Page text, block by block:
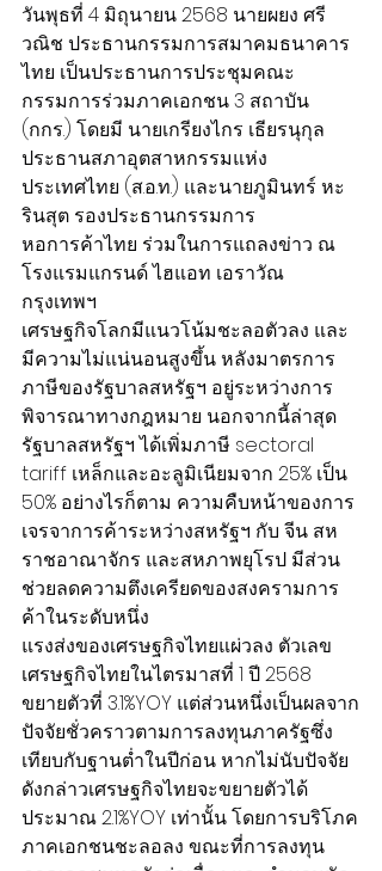
วันพุธที่ 4 มิถุนายน 2568 นายผยง ศรี
วณิช ประธานกรรมการสมาคมธนาคาร
ไทย เป็นประธานการประชุมคณะ
กรรมการร่วมภาคเอกชน 3 สถาบัน
(กกร.) โดยมี นายเกรียงไกร เธียรนุกุล
ประธานสภาอุตสาหกรรมแห่ง
ประเทศไทย (ส.อ.ท.) และนายภูมินทร์ หะ
รินสุต รองประธานกรรมการ
หอการค้าไทย ร่วมในการแถลงข่าว ณ
โรงแรมแกรนด์ ไฮแอท เอราวัณ
กรุงเทพฯ
เศรษฐกิจโลกมีแนวโน้มชะลอตัวลง และ
มีความไม่แน่นอนสูงขึ้น หลังมาตรการ
ภาษีของรัฐบาลสหรัฐฯ อยู่ระหว่างการ
พิจารณาทางกฎหมาย นอกจากนี้ล่าสุด
รัฐบาลสหรัฐฯ ได้เพิ่มภาษี sectoral
tariff เหล็กและอะลูมิเนียมจาก 25% เป็น
50% อย่างไรก็ตาม ความคืบหน้าของการ
เจรจาการค้าระหว่างสหรัฐฯ กับ จีน สห
ราชอาณาจักร และสหภาพยุโรป มีส่วน
ช่วยลดความตึงเครียดของสงครามการ
ค้าในระดับหนึ่ง
แรงส่งของเศรษฐกิจไทยแผ่วลง ตัวเลข
เศรษฐกิจไทยในไตรมาสที่ 1 ปี 2568
ขยายตัวที่ 3.1%YOY แต่ส่วนหนึ่งเป็นผลจาก
ปัจจัยชั่วคราวตามการลงทุนภาครัฐซึ่ง
เทียบกับฐานต่ำในปีก่อน หากไม่นับปัจจัย
ดังกล่าวเศรษฐกิจไทยจะขยายตัวได้
ประมาณ 2.1%YOY เท่านั้น โดยการบริโภค
ภาคเอกชนชะลอลง ขณะที่การลงทุน